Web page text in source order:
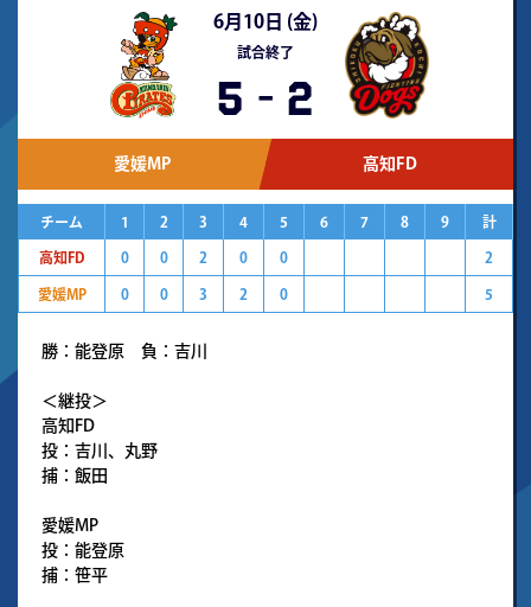
6月10日 (金)
試合終了
5 - 2
愛媛MP 高知FD
チーム 1 2 3 4 5 6 7 8 9 計
高知FD 0 0 2 0 0 2
愛媛MP 0 0 3 2 0 5
勝：能登原 負：吉川
＜継投＞
高知FD
投：吉川、丸野
捕：飯田
愛媛MP
投：能登原
捕：笹平